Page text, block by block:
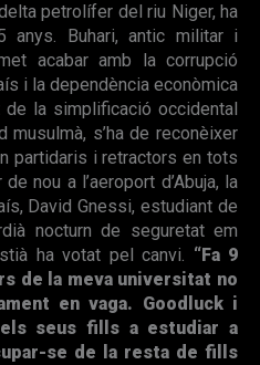
petrolífer del riu Niger, ha
anys. Buhari, antic militar i
acabar amb la corrupció
i la dependència econòmica
la simplificació occidental
s’ha de reconèixer
partidaris i retractors en tots
nou a l’aeroport d’Abuja, la
David Gnessi, estudiant de
nocturn de seguretat em
ha votat pel canvi. “Fa 9
de la meva universitat no
en vaga. Goodluck i
seus fills a estudiar a
se de la resta de fills